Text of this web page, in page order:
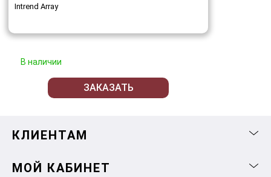
Intrend Array
В наличии
ЗАКАЗАТЬ
КЛИЕНТАМ
МОЙ КАБИНЕТ